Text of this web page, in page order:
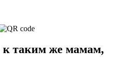
к таким же мамам,